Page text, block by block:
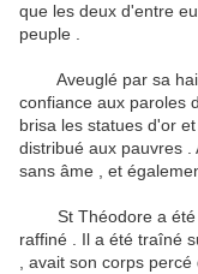
que les deux d'entre
peuple .
Aveuglé par sa
confiance aux paroles
brisa les statues d'or
distribué aux pauvres .
sans âme , et
St Théodore a été
raffiné .
Il a été traîné
, avait son corps